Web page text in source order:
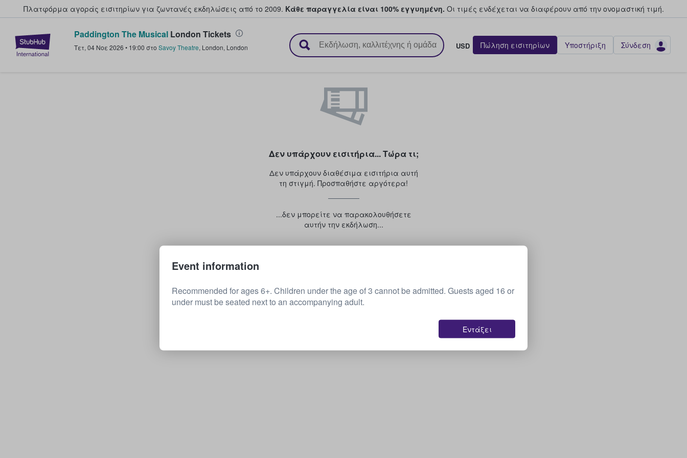
Πλατφόρμα αγοράς εισιτηρίων για ζωντανές εκδηλώσεις από το 2009. Κάθε παραγγελία είναι 100% εγγυημένη. Οι τιμές ενδέχεται να διαφέρουν από την oνομαστική τιμή.
StubHub - Όπου οι φαν αγοράζουν και πουλούν εισιτήρια
Paddington The Musical London Tickets
Τετ, 04 Νοε 2026 • 19:00 στο Savoy Theatre, London, London USD Πώληση εισιτηρίων Υποστήριξη Σύνδεση
Δεν υπάρχουν εισιτήρια... Τώρα τι;
Δεν υπάρχουν διαθέσιμα εισιτήρια αυτή
τη στιγμή. Προσπαθήστε αργότερα!
...δεν μπορείτε να παρακολουθήσετε
αυτήν την εκδήλωση...
Event information
Recommended for ages 6+. Children under the age of 3 cannot be admitted. Guests aged 16 or
under must be seated next to an accompanying adult.
Εντάξει